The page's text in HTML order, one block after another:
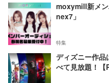
moxymill新メ
nex7」
特集
ディズニー作品
べて見放題！【